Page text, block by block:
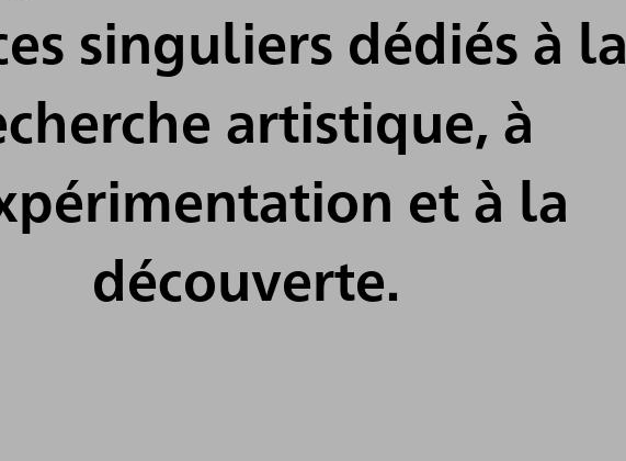
Kunst und
in
singuliers dédiés à la
artistique, à
et à la
découverte.